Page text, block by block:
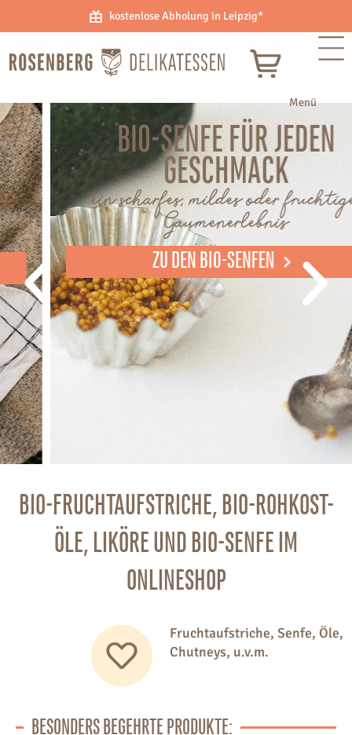
kostenlose Abholung in Leipzig*
BIO-SENFE FÜR JEDEN
GESCHMACK
ein scharfes, mildes oder fruchtiges
Gaumenerlebnis
ZU DEN BIO-SENFEN
BIO-FRUCHTAUFSTRICHE, BIO-ROHKOST-
ÖLE, LIKÖRE UND BIO-SENFE IM
ONLINESHOP
Fruchtaufstriche, Senfe, Öle, Liköre,
Chutneys, u.v.m.
BESONDERS BEGEHRTE PRODUKTE: